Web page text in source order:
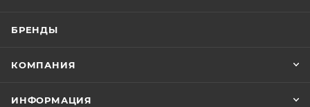
БРЕНДЫ
КОМПАНИЯ
ИНФОРМАЦИЯ